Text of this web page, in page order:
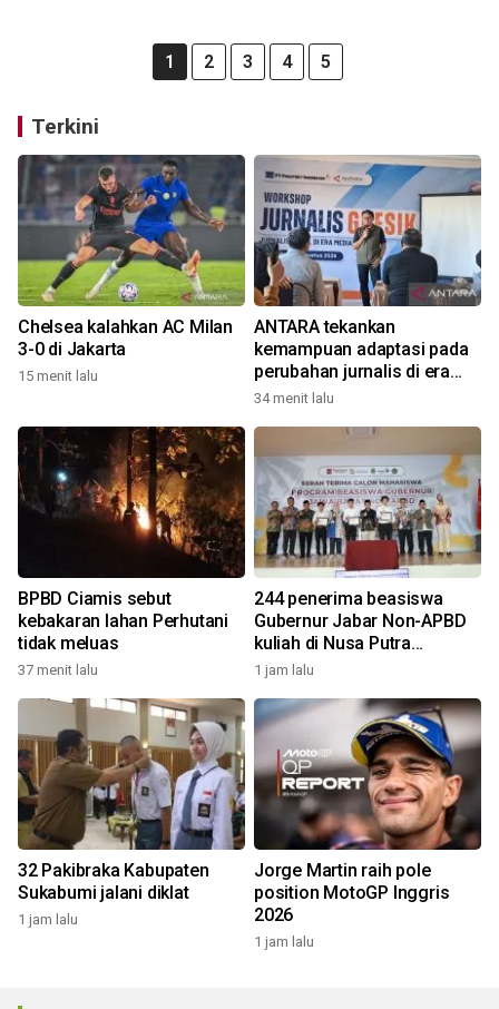
1 2 3 4 5
Terkini
Chelsea kalahkan AC Milan
3-0 di Jakarta
15 menit lalu
ANTARA tekankan
kemampuan adaptasi pada
perubahan jurnalis di era
digital
34 menit lalu
BPBD Ciamis sebut
kebakaran lahan Perhutani
tidak meluas
37 menit lalu
244 penerima beasiswa
Gubernur Jabar Non-APBD
kuliah di Nusa Putra
University
1 jam lalu
32 Pakibraka Kabupaten
Sukabumi jalani diklat
1 jam lalu
Jorge Martin raih pole
position MotoGP Inggris
2026
1 jam lalu